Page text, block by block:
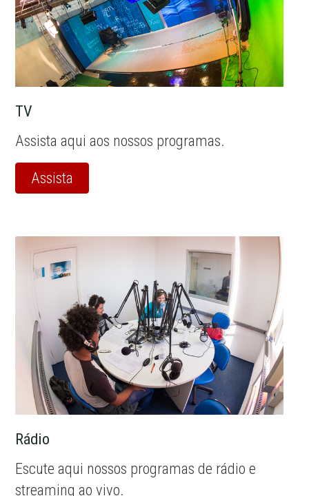
TV
Assista aqui aos nossos programas.
Assista
Rádio
Escute aqui nossos programas de rádio e
streaming ao vivo.